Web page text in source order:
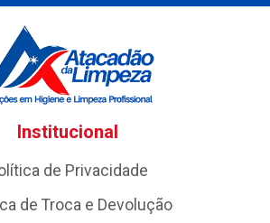
Institucional
de Privacidade
de Troca e Devolução